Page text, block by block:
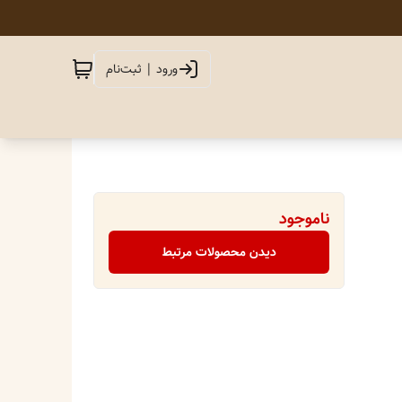
ورود | ثبت‌نام
ناموجود
دیدن محصولات مرتبط